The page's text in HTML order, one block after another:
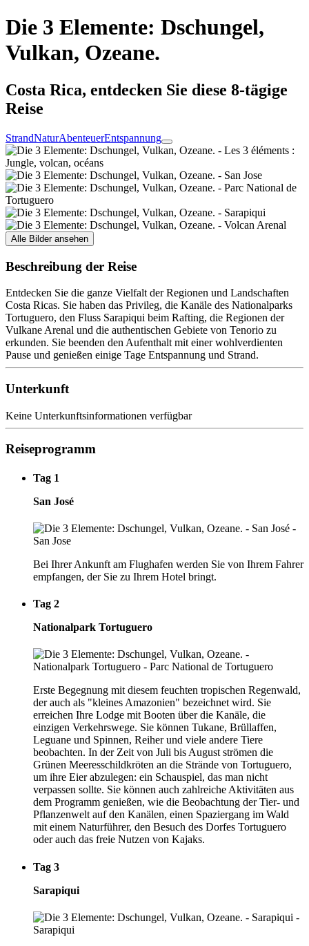
Die 3 Elemente: Dschungel,
Vulkan, Ozeane.
Costa Rica, entdecken Sie diese 8-tägige
Reise
StrandNaturAbenteuerEntspannung
Alle Bilder ansehen
Beschreibung der Reise
Entdecken Sie die ganze Vielfalt der Regionen und Landschaften
Costa Ricas. Sie haben das Privileg, die Kanäle des Nationalparks
Tortuguero, den Fluss Sarapiqui beim Rafting, die Regionen der
Vulkane Arenal und die authentischen Gebiete von Tenorio zu
erkunden. Sie beenden den Aufenthalt mit einer wohlverdienten
Pause und genießen einige Tage Entspannung und Strand.
Unterkunft
Keine Unterkunftsinformationen verfügbar
Reiseprogramm
Tag 1
San José
Bei Ihrer Ankunft am Flughafen werden Sie von Ihrem Fahrer
empfangen, der Sie zu Ihrem Hotel bringt.
Tag 2
Nationalpark Tortuguero
Erste Begegnung mit diesem feuchten tropischen Regenwald,
der auch als "kleines Amazonien" bezeichnet wird. Sie
erreichen Ihre Lodge mit Booten über die Kanäle, die
einzigen Verkehrswege. Sie können Tukane, Brüllaffen,
Leguane und Spinnen, Reiher und viele andere Tiere
beobachten. In der Zeit von Juli bis August strömen die
Grünen Meeresschildkröten an die Strände von Tortuguero,
um ihre Eier abzulegen: ein Schauspiel, das man nicht
verpassen sollte. Sie können auch zahlreiche Aktivitäten aus
dem Programm genießen, wie die Beobachtung der Tier- und
Pflanzenwelt auf den Kanälen, einen Spaziergang im Wald
mit einem Naturführer, den Besuch des Dorfes Tortuguero
oder auch das freie Nutzen von Kajaks.
Tag 3
Sarapiqui